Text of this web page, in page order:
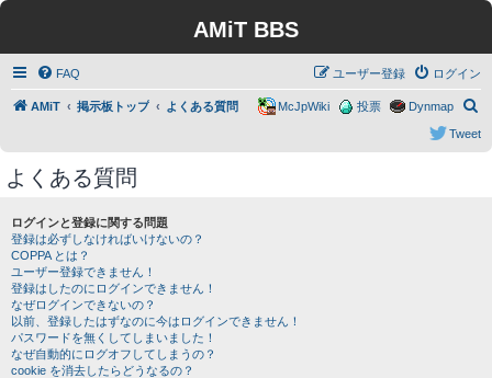
AMiT BBS
FAQ ログイン
ユーザー登録
AMiT 掲示板トップ よくある質問
索
Dynmap
投票
McJpWiki
Tweet
よくある質問
ログインと登録に関する問題
登録は必ずしなければいけないの？
COPPA とは？
ユーザー登録できません！
登録はしたのにログインできません！
なぜログインできないの？
以前、登録したはずなのに今はログインできません！
パスワードを無くしてしまいました！
なぜ自動的にログオフしてしまうの？
cookie を消去したらどうなるの？